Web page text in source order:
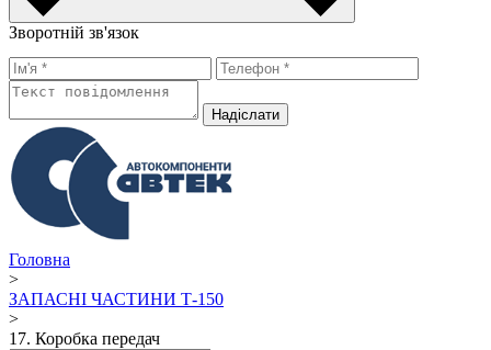
Зворотній зв'язок
Надiслати
Головна
>
ЗАПАСНІ ЧАСТИНИ Т-150
>
17. Коробка передач